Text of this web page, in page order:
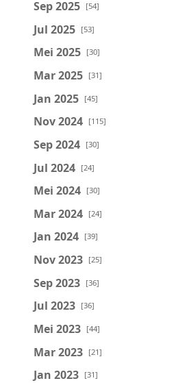
Sep 2025 [54]
Jul 2025 [53]
Mei 2025 [30]
Mar 2025 [31]
Jan 2025 [45]
Nov 2024 [115]
Sep 2024 [30]
Jul 2024 [24]
Mei 2024 [30]
Mar 2024 [24]
Jan 2024 [39]
Nov 2023 [25]
Sep 2023 [36]
Jul 2023 [36]
Mei 2023 [44]
Mar 2023 [21]
Jan 2023 [31]